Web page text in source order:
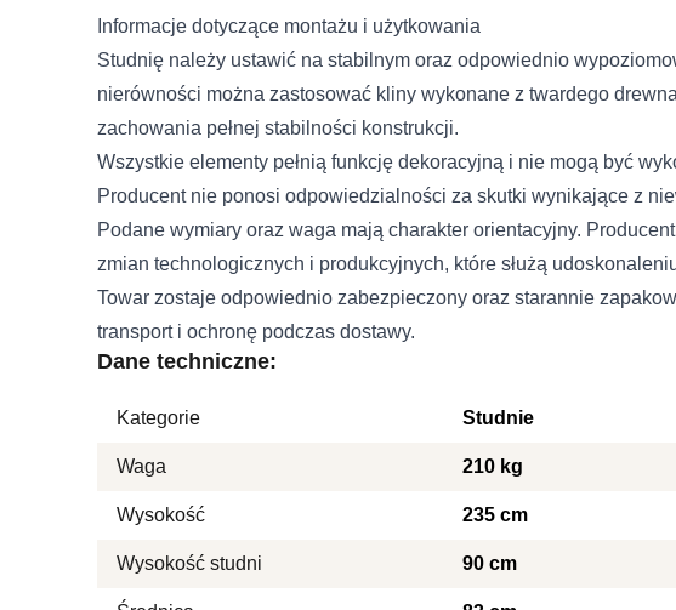
Informacje dotyczące montażu i użytkowania
Studnię należy ustawić na stabilnym oraz odpowiednio
nierówności można zastosować kliny wykonane z twardego
zachowania pełnej stabilności konstrukcji.
Wszystkie elementy pełnią funkcję dekoracyjną i nie mogą być
Producent nie ponosi odpowiedzialności za skutki wynikające z
Podane wymiary oraz waga mają charakter orientacyjny.
zmian technologicznych i produkcyjnych, które służą
Towar zostaje odpowiednio zabezpieczony oraz starannie
transport i ochronę podczas dostawy.
Dane techniczne:
Kategorie Studnie
Waga 210 kg
Wysokość 235 cm
Wysokość studni 90 cm
Nieklasyfikowane
Nieklasyfikowane pliki cookie, to pliki, które
Odrzuć